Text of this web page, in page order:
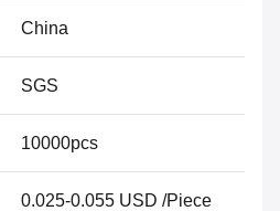
China
SGS
10000pcs
0.025-0.055 USD /Piece